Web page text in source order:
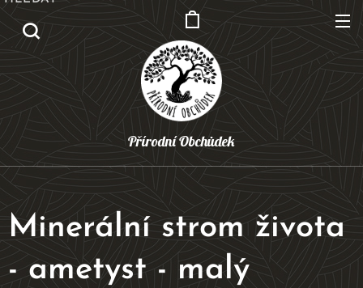
Přírodní Obchůdek
Minerální strom života
- ametyst - malý